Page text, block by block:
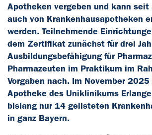
Apotheken vergeben und kann
auch von Krankenhausapotheken
werden. Teilnehmende
dem Zertifikat zunächst für drei
Ausbildungsbefähigung für
Pharmazeuten im Praktikum im
Vorgaben nach. Im November
Apotheke des Uniklinikums
bislang nur 14 gelisteten
in ganz Bayern.